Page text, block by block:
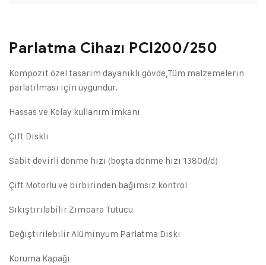
Parlatma Cihazı PCI200/250
Kompozit özel tasarım dayanıklı gövde,Tüm malzemelerin
parlatılması için uygundur.
Hassas ve Kolay kullanım imkanı
Çift Diskli
Sabit devirli dönme hızı (boşta dönme hızı 1380d/d)
Çift Motorlu ve birbirinden bağımsız kontrol
Sıkıştırılabilir Zımpara Tutucu
Değiştirilebilir Alüminyum Parlatma Diski
Koruma Kapağı